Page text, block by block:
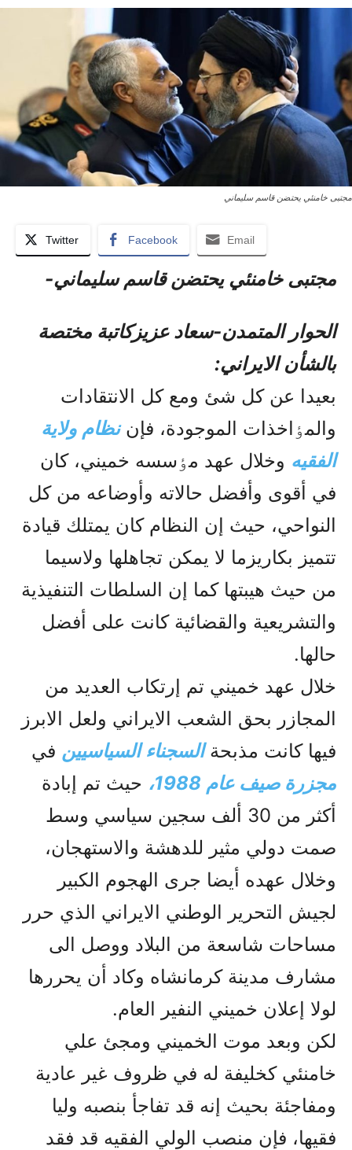
مجتبی خامنئي یحتضن قاسم سلیماني
Twitter Facebook Email
مجتبی خامنئي یحتضن قاسم سلیماني-
الحوار المتمدن-سعاد عزيزکاتبة مختصة
بالشأن الايراني:
بعيدا عن کل شئ ومع کل الانتقادات
والمٶاخذات الموجودة، فإننظام ولاية
الفقيه وخلال عهد مٶسسه خميني، کان
في أقوى وأفضل حالاته وأوضاعه من کل
النواحي، حيث إن النظام کان يمتلك قيادة
تتميز بکاريزما لا يمکن تجاهلها ولاسيما
من حيث هيبتها کما إن السلطات التنفيذية
والتشريعية والقضائية کانت على أفضل
حالها.
خلال عهد خميني تم إرتکاب العديد من
المجازر بحق الشعب الايراني ولعل الابرز
فيها کانت مذبحةالسجناء السياسيين في
مجزرة صيف عام 1988،
حيث تم إبادة
أکثر من 30 ألف سجين سياسي وسط
صمت دولي مثير للدهشة والاستهجان،
وخلال عهده أيضا جرى الهجوم الکبير
لجيش التحرير الوطني الايراني الذي حرر
مساحات شاسعة من البلاد ووصل الى
مشارف مدينة کرمانشاه وکاد أن يحررها
لولا إعلان خميني النفير العام.
لکن وبعد موت الخميني ومجئ علي
خامنئي کخليفة له في ظروف غير عادية
ومفاجئة بحيث إنه قد تفاجأ بنصبه وليا
فقيها، فإن منصب الولي الفقيه قد فقد